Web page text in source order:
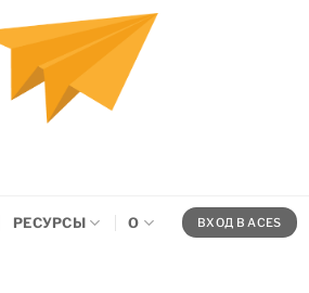
РЕСУРСЫ О ВХОД В ACES